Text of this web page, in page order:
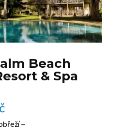
Beach
& Spa
–